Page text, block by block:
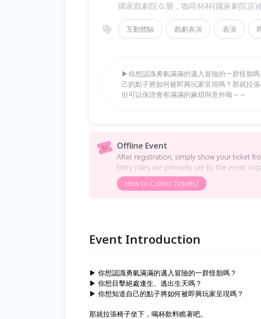
國家戲劇院Ｇ層，咖啡杯杯(國家劇院店
互動體驗 戲劇表演 表演
▶你想認識勇氣滿滿的邁入冒險的一群怪胎
己的點子將如何被即興玩家呈現嗎？那就拉
但可以保證會有滿滿的麻煩與意外呦～～
Offline Event
After registration, simply show your ticket
Entry rules are primarily set by the event
How to Collect Tickets?
Event Introduction
▶ 你想認識勇氣滿滿的邁入冒險的一群怪胎嗎？
▶ 你想目擊絕處逢生、逃出生天嗎？
▶ 你想知道自己的點子將如何被即興玩家呈現嗎？
那就拉張椅子坐下，喝杯飲料瞧著吧。